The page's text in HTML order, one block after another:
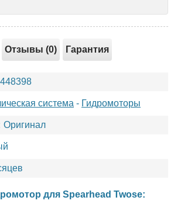
Отзывы (0) Гарантия
система - Гидромоторы
Оригинал
для Spearhead Twose: